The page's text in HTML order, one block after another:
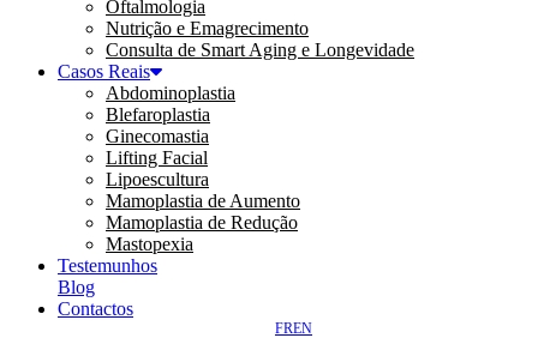
Oftalmologia
Nutrição e Emagrecimento
Consulta de Smart Aging e Longevidade
Casos Reais
Abdominoplastia
Blefaroplastia
Ginecomastia
Lifting Facial
Lipoescultura
Mamoplastia de Aumento
Mamoplastia de Redução
Mastopexia
Testemunhos
Blog
Contactos
EN
FR